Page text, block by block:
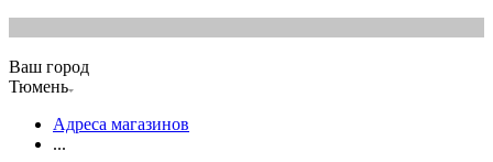
Ваш город
Тюмень
Адреса магазинов
...